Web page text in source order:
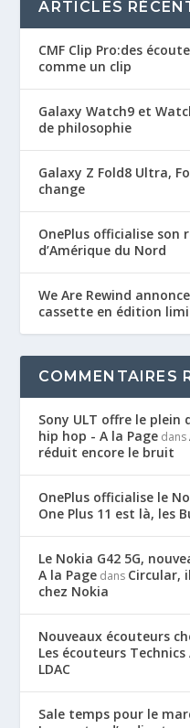
ARTICLES
CMF Clip Pro:des
comme un clip
Galaxy Watch9 et
de philosophie
Galaxy Z Fold8 Ultra,
change
OnePlus officialise son
d’Amérique du Nord
We Are Rewind
cassette en édition
COMMENTAIRES
Sony ULT offre le plein
hip hop - A la Page dans
réduit encore le bruit
OnePlus officialise le
One Plus 11 est là, les
Le Nokia G42 5G,
A la Page dans Circular,
chez Nokia
Nouveaux écouteurs
Les écouteurs
LDAC
Sale temps pour le